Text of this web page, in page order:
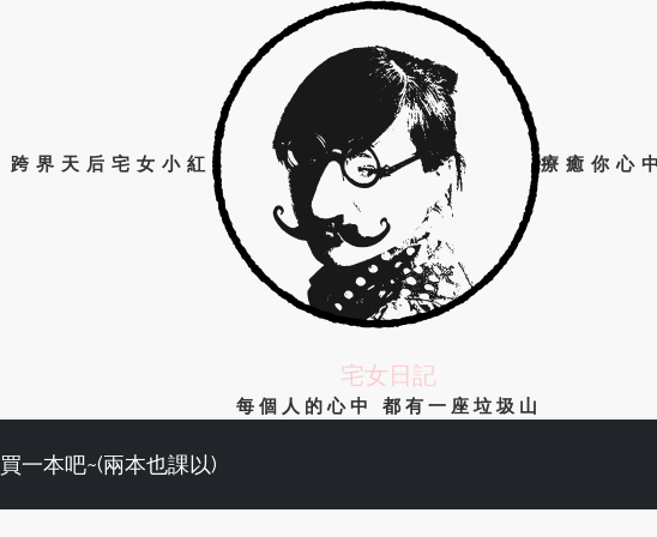
跨界天后宅女小紅 療癒你心
宅女日記
每個人的心中 都有一座垃圾山
買一本吧~(兩本也課以)